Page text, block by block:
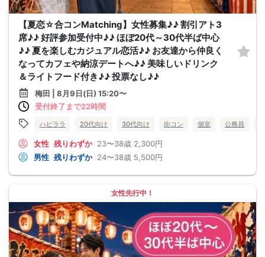
【夏恋☆合コンMatching】女性募集♪♪ 割引アト3
席♪♪ 好評参加受付中♪♪ ほぼ20代～30代半ば中心
♪♪ 夏を楽しむカジュアル恋活♪♪ お友達から仲良く
なってカフェや納涼デートへ♪♪ 美味しいドリンク
＆ライトフード付き♪♪ 投票なし♪♪
梅田 | 8月9日(日) 15:20〜
受付終了まで22時間
ハピララ 20代向け 30代向け 街コン 個室 公務員
女性 残りわずか 23〜38歳 2,300円
男性 残りわずか 24〜38歳 5,500円
女性先行中！